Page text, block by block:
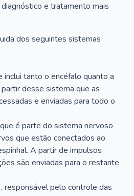
e tratamento mais
dos seguintes sistemas
inclui tanto o encéfalo quanto a
desse sistema que as
e enviadas para todo o
é parte do sistema nervoso
que estão conectados ao
A partir de impulsos
são enviadas para o restante
responsável pelo controle das